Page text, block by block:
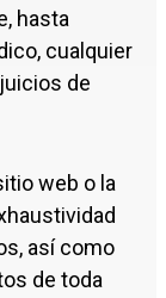
hasta
cualquier
de
web o la
así como
de toda